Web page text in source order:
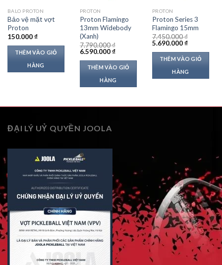
BALO PROTON
Bảo vệ mặt vợt
Proton
150.000₫
THÊM VÀO GIỎ
HÀNG
PROTON
Proton Flamingo
13mm Widebody
(Xanh)
7.790.000₫
Giá
7.790.000 ₫.
6.590.000₫Giá
tại
là:
6.590.000 ₫.
THÊM VÀO GIỎ
HÀNG
PROTON
Proton Series 3
Flamingo 15mm
7.450.000₫
Giá
7.450.000 ₫.
5.690.000₫Giá
tại
là:
5.690.000
THÊM VÀO GIỎ
HÀNG
ĐẠI LÝ UỶ QUYỀN JOOLA